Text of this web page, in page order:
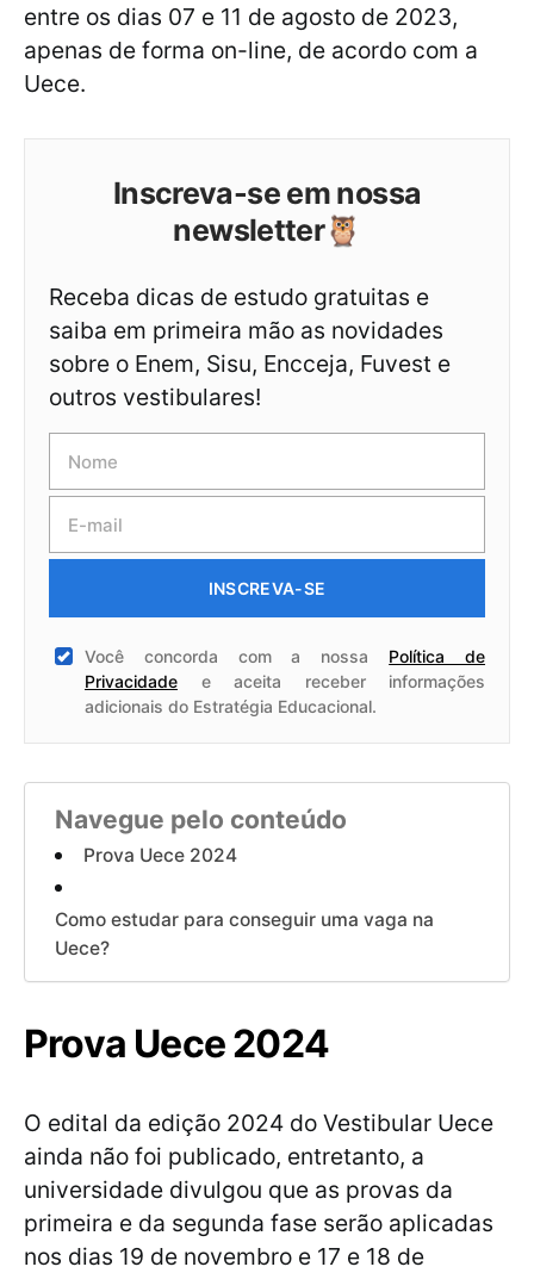
entre os dias 07 e 11 de agosto de 2023,
apenas de forma on-line, de acordo com a
Uece.
Inscreva-se em nossa
newsletter🦉
Receba dicas de estudo gratuitas e
saiba em primeira mão as novidades
sobre o Enem, Sisu, Encceja, Fuvest e
outros vestibulares!
INSCREVA-SE
Você concorda com a nossa Política de
Privacidade e aceita receber informações
adicionais do Estratégia Educacional.
Navegue pelo conteúdo
Prova Uece 2024
Como estudar para conseguir uma vaga na
Uece?
Prova Uece 2024
O edital da edição 2024 do Vestibular Uece
ainda não foi publicado, entretanto, a
universidade divulgou que as provas da
primeira e da segunda fase serão aplicadas
nos dias 19 de novembro e 17 e 18 de